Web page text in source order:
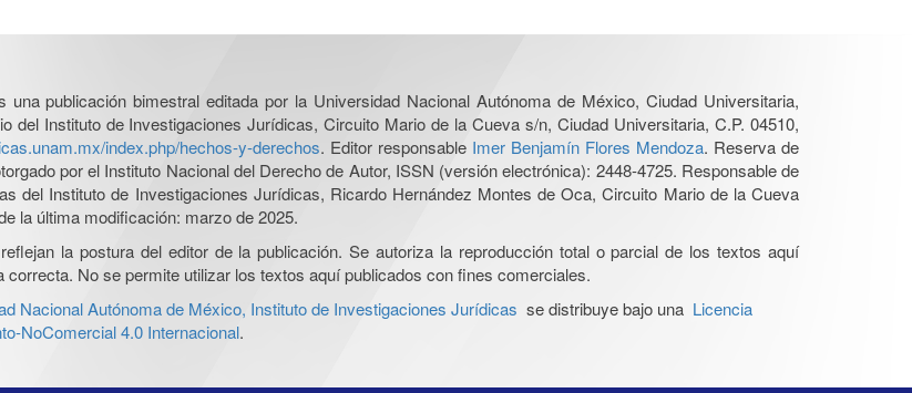
publicación bimestral editada por la Universidad Nacional Autónoma de México, Ciudad Universitaria,
del Instituto de Investigaciones Jurídicas, Circuito Mario de la Cueva s/n, Ciudad Universitaria, C.P. 04510,
index.php/hechos-y-derechos. Editor responsable Imer Benjamín Flores Mendoza. Reserva de
por el Instituto Nacional del Derecho de Autor, ISSN (versión electrónica): 2448-4725. Responsable de
del Instituto de Investigaciones Jurídicas, Ricardo Hernández Montes de Oca, Circuito Mario de la Cueva
la última modificación: marzo de 2025.
la postura del editor de la publicación. Se autoriza la reproducción total o parcial de los textos aquí
No se permite utilizar los textos aquí publicados con fines comerciales.
Nacional Autónoma de México, Instituto de Investigaciones Jurídicas se distribuye bajo una Licencia
NoComercial 4.0 Internacional.